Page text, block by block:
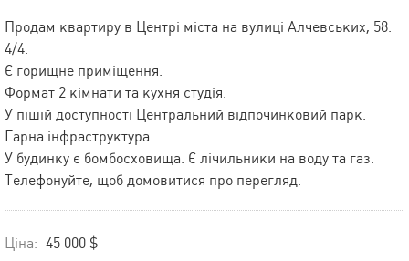
Продам квартиру в Центрі міста на вулиці Алчевських, 58.
4/4.
Є горищне приміщення.
Формат 2 кімнати та кухня студія.
У пішій доступності Центральний відпочинковий парк.
Гарна інфраструктура.
У будинку є бомбосховища. Є лічильники на воду та газ.
Телефонуйте, щоб домовитися про перегляд.
Ціна: 45 000 $